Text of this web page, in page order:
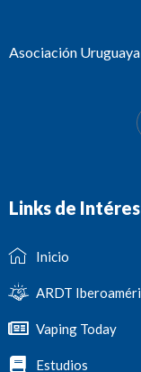
Asociación
Links de Intéres
Inicio
ARDT
Vaping Today
Estudios